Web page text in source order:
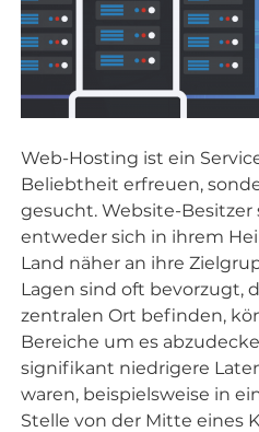
Web-Hosting ist ein
Beliebtheit erfreuen,
gesucht. Website-Besitzer
entweder sich in ihrem
Land näher an ihre
Lagen sind oft bevorzugt,
zentralen Ort befinden,
Bereiche um es
signifikant niedrigere
waren, beispielsweise in
Stelle von der Mitte eines